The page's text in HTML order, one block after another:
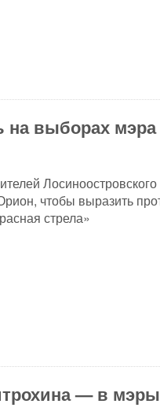
выборах
чтобы выразить
стрела»
— в